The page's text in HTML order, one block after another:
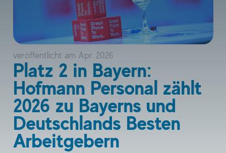
veröffentlicht am Apr. 2026
Platz 2 in Bayern:
Hofmann Personal zählt
2026 zu Bayerns und
Deutschlands Besten
Arbeitgebern